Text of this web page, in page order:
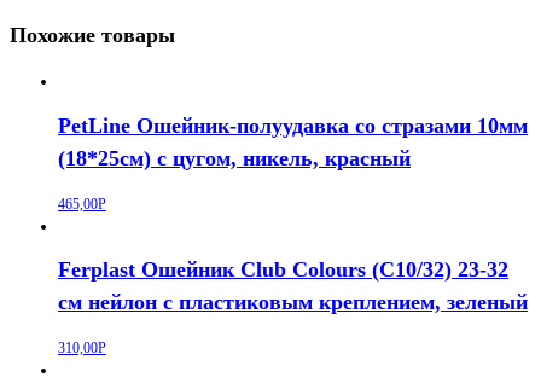
Похожие товары
PetLine Ошейник-полуудавка со стразами 10мм
(18*25см) с цугом, никель, красный
465,00Р
Ferplast Ошейник Club Colours (C10/32) 23-32
см нейлон с пластиковым креплением, зеленый
310,00Р